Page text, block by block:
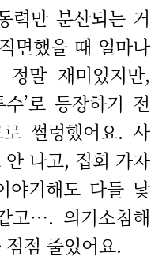
력만 분산되는 거
면했을 때 얼마나
정말 재미있지만,
’로 등장하기 전
썰렁했어요. 사
나고, 집회 가자
야기해도 다들 낯
고…. 의기소침해
점 줄었어요.